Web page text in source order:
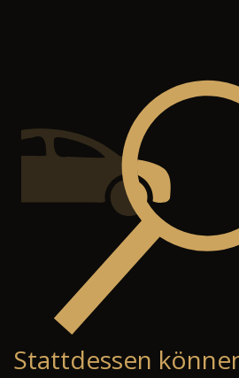
Stattdessen